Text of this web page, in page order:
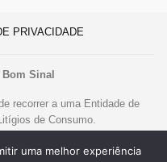
PRIVACIDADE
Bom Sinal
recorrer a uma Entidade de
de Consumo.
.
uma melhor experiência